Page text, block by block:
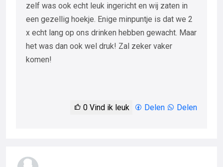
zelf was ook echt leuk ingericht en wij zaten in
een gezellig hoekje. Enige minpuntje is dat we 2
x echt lang op ons drinken hebben gewacht. Maar
het was dan ook wel druk! Zal zeker vaker
komen!
0 Vind ik leuk Delen Delen